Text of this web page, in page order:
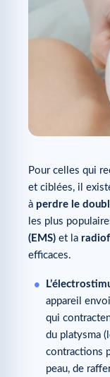
Pour celles qui
et ciblées, il
à perdre le
les plus
(EMS) et la
efficaces.
appareil
qui
du platysma
contractions
peau, de